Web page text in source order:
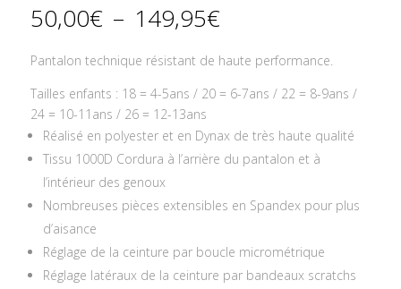
50,00€ – 149,95€Plage
de
prix :
50,00€
à
Pantalon technique résistant de haute performance.
Tailles enfants : 18 = 4-5ans / 20 = 6-7ans / 22 = 8-9ans /
24 = 10-11ans / 26 = 12-13ans
Réalisé en polyester et en Dynax de très haute qualité
Tissu 1000D Cordura à l’arrière du pantalon et à
l’intérieur des genoux
Nombreuses pièces extensibles en Spandex pour plus
d’aisance
Réglage de la ceinture par boucle micrométrique
Réglage latéraux de la ceinture par bandeaux scratchs